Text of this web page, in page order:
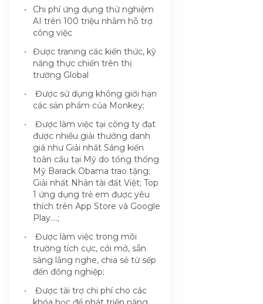
Chi phí ứng dụng thử nghiệm
AI trên 100 triệu nhằm hỗ trợ
công việc
Được traning các kiến thức, kỹ
năng thực chiến trên thị
trường Global
Được sử dụng không giới hạn
các sản phẩm của Monkey;
Được làm việc tại công ty đạt
được nhiều giải thưởng danh
giá như Giải nhất Sáng kiến
toàn cầu tại Mỹ do tổng thống
Mỹ Barack Obama trao tặng;
Giải nhất Nhân tài đất Việt; Top
1 ứng dụng trẻ em được yêu
thích trên App Store và Google
Play….;
Được làm việc trong môi
trường tích cực, cởi mở, sẵn
sàng lắng nghe, chia sẻ từ sếp
đến đồng nghiệp;
Được tài trợ chi phí cho các